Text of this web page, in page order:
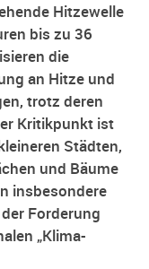
Hitzewelle
bis zu 36
die
an Hitze und
trotz deren
Kritikpunkt ist
Städten,
und Bäume
insbesondere
Forderung
„Klima-